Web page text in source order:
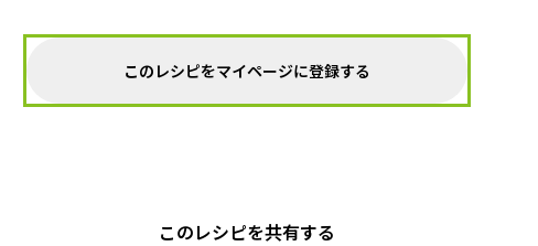
このレシピをマイページに登録する
このレシピを共有する